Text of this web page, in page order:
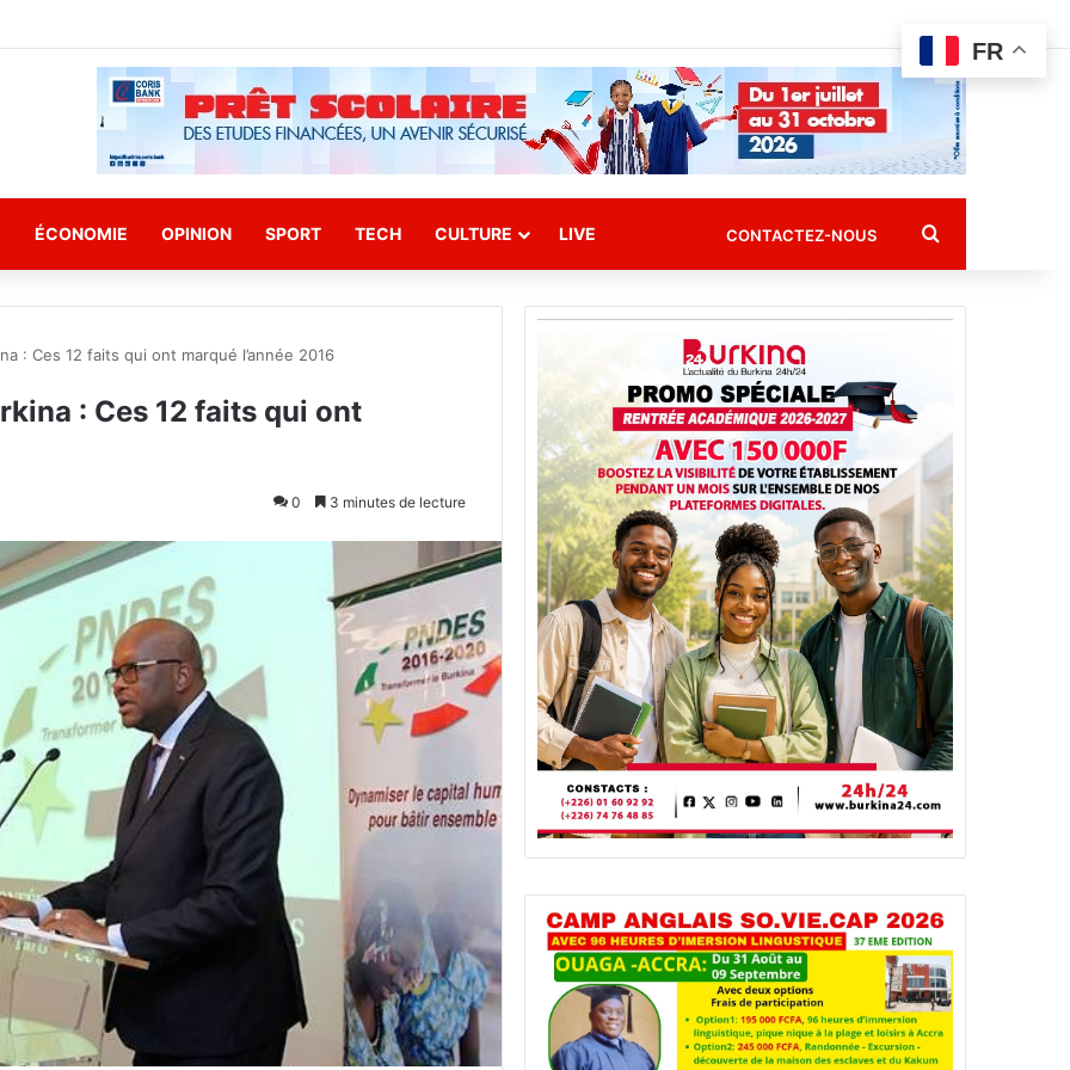
ÉCONOMIE OPINION SPORT TECH CULTURE LIVE CONTACTEZ-NOUS Rechercher
: Ces 12 faits qui ont marqué l’année 2016
: Ces 12 faits qui ont
0 3 minutes de lecture
FR